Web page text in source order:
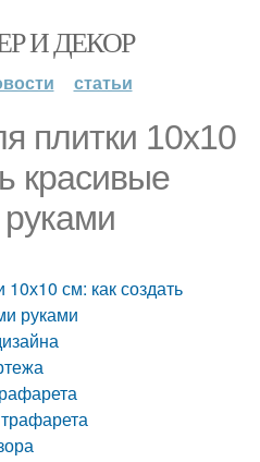
И ДЕКОР
статьи
плитки 10х10
красивые
см: как создать
руками